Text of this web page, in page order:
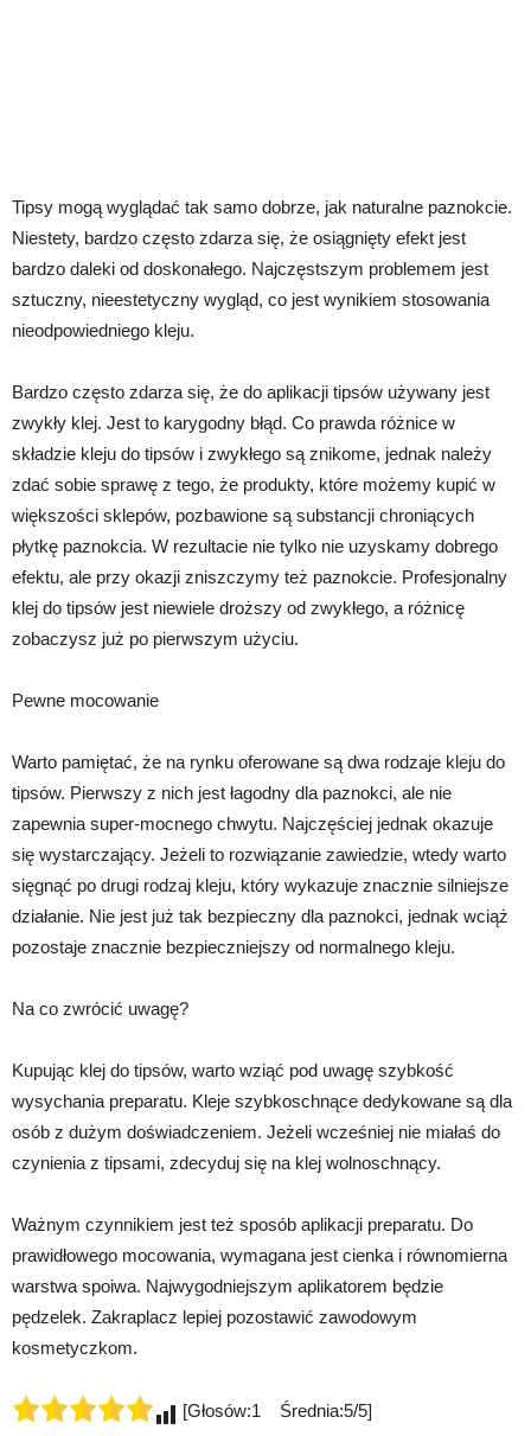
Tipsy mogą wyglądać tak samo dobrze, jak naturalne paznokcie.
Niestety, bardzo często zdarza się, że osiągnięty efekt jest
bardzo daleki od doskonałego. Najczęstszym problemem jest
sztuczny, nieestetyczny wygląd, co jest wynikiem stosowania
nieodpowiedniego kleju.
Bardzo często zdarza się, że do aplikacji tipsów używany jest
zwykły klej. Jest to karygodny błąd. Co prawda różnice w
składzie kleju do tipsów i zwykłego są znikome, jednak należy
zdać sobie sprawę z tego, że produkty, które możemy kupić w
większości sklepów, pozbawione są substancji chroniących
płytkę paznokcia. W rezultacie nie tylko nie uzyskamy dobrego
efektu, ale przy okazji zniszczymy też paznokcie. Profesjonalny
klej do tipsów jest niewiele droższy od zwykłego, a różnicę
zobaczysz już po pierwszym użyciu.
Pewne mocowanie
Warto pamiętać, że na rynku oferowane są dwa rodzaje kleju do
tipsów. Pierwszy z nich jest łagodny dla paznokci, ale nie
zapewnia super-mocnego chwytu. Najczęściej jednak okazuje
się wystarczający. Jeżeli to rozwiązanie zawiedzie, wtedy warto
sięgnąć po drugi rodzaj kleju, który wykazuje znacznie silniejsze
działanie. Nie jest już tak bezpieczny dla paznokci, jednak wciąż
pozostaje znacznie bezpieczniejszy od normalnego kleju.
Na co zwrócić uwagę?
Kupując klej do tipsów, warto wziąć pod uwagę szybkość
wysychania preparatu. Kleje szybkoschnące dedykowane są dla
osób z dużym doświadczeniem. Jeżeli wcześniej nie miałaś do
czynienia z tipsami, zdecyduj się na klej wolnoschnący.
Ważnym czynnikiem jest też sposób aplikacji preparatu. Do
prawidłowego mocowania, wymagana jest cienka i równomierna
warstwa spoiwa. Najwygodniejszym aplikatorem będzie
pędzelek. Zakraplacz lepiej pozostawić zawodowym
kosmetyczkom.
[Głosów:1 Średnia:5/5]